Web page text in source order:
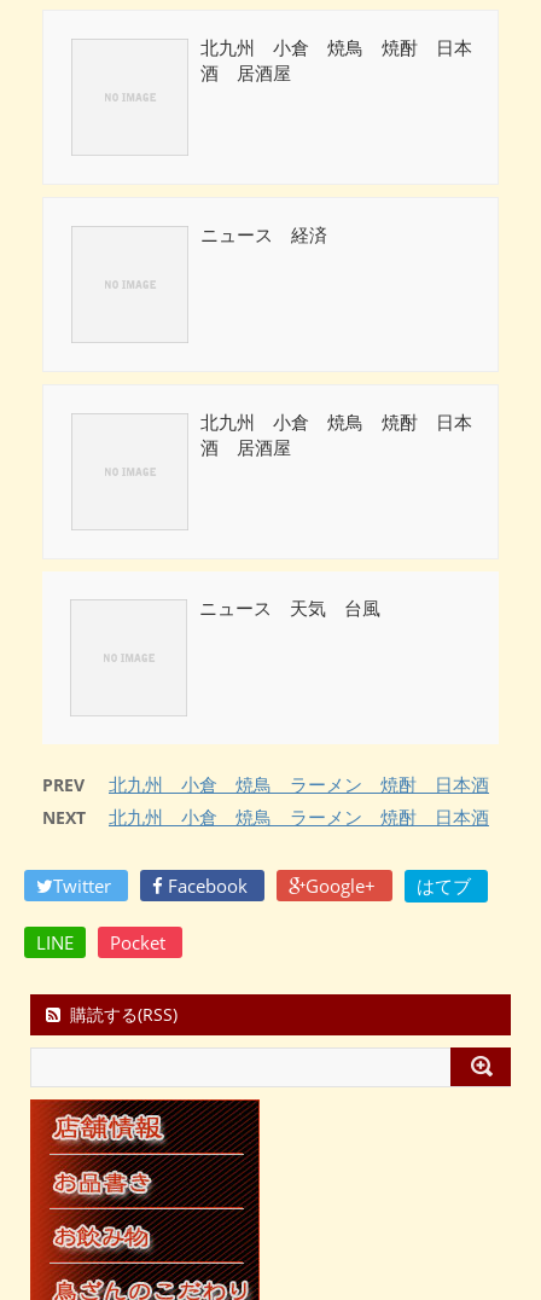
北九州 小倉 焼鳥 焼酎 日本
酒 居酒屋
ニュース 経済
北九州 小倉 焼鳥 焼酎 日本
酒 居酒屋
ニュース 天気 台風
PREV 北九州 小倉 焼鳥 ラーメン 焼酎 日本酒
NEXT 北九州 小倉 焼鳥 ラーメン 焼酎 日本酒
Twitter Facebook Google+ はてブ
LINE Pocket
購読する(RSS)